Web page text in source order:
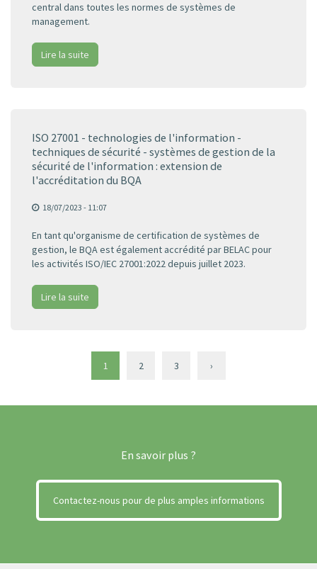
central dans toutes les normes de systèmes de
management.
Lire la suite
ISO 27001 - technologies de l'information -
techniques de sécurité - systèmes de gestion de la
sécurité de l'information : extension de
l'accréditation du BQA
18/07/2023 - 11:07
En tant qu'organisme de certification de systèmes de
gestion, le BQA est également accrédité par BELAC pour
les activités ISO/IEC 27001:2022 depuis juillet 2023.
Lire la suite
1 2 3 ›
En savoir plus ?
Contactez-nous pour de plus amples informations